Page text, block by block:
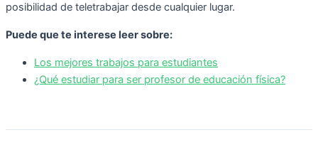
posibilidad de teletrabajar desde cualquier lugar.
Puede que te interese leer sobre:
Los mejores trabajos para estudiantes
¿Qué estudiar para ser profesor de educación física?